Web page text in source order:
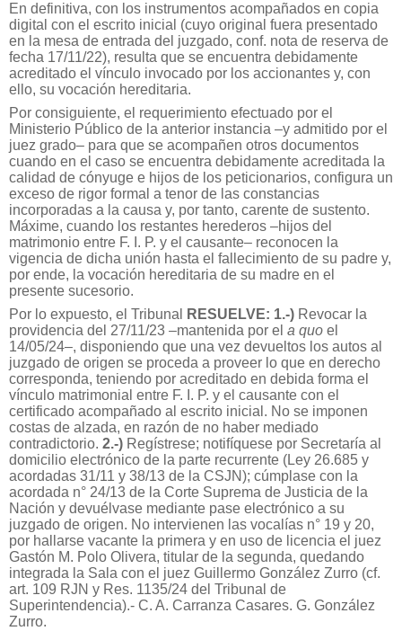
En definitiva, con los instrumentos acompañados en copia
digital con el escrito inicial (cuyo original fuera presentado
en la mesa de entrada del juzgado, conf. nota de reserva de
fecha 17/11/22), resulta que se encuentra debidamente
acreditado el vínculo invocado por los accionantes y, con
ello, su vocación hereditaria.
Por consiguiente, el requerimiento efectuado por el
Ministerio Público de la anterior instancia –y admitido por el
juez grado– para que se acompañen otros documentos
cuando en el caso se encuentra debidamente acreditada la
calidad de cónyuge e hijos de los peticionarios, configura un
exceso de rigor formal a tenor de las constancias
incorporadas a la causa y, por tanto, carente de sustento.
Máxime, cuando los restantes herederos –hijos del
matrimonio entre F. I. P. y el causante– reconocen la
vigencia de dicha unión hasta el fallecimiento de su padre y,
por ende, la vocación hereditaria de su madre en el
presente sucesorio.
Por lo expuesto, el Tribunal
RESUELVE: 1.-) Revocar la
providencia del 27/11/23 –mantenida por el a quo el
14/05/24–, disponiendo que una vez devueltos los autos al
juzgado de origen se proceda a proveer lo que en derecho
corresponda, teniendo por acreditado en debida forma el
vínculo matrimonial entre F. I. P. y el causante con el
certificado acompañado al escrito inicial. No se imponen
costas de alzada, en razón de no haber mediado
contradictorio. 2.-) Regístrese; notifíquese por Secretaría al
domicilio electrónico de la parte recurrente (Ley 26.685 y
acordadas 31/11 y 38/13 de la CSJN); cúmplase con la
acordada n° 24/13 de la Corte Suprema de Justicia de la
Nación y devuélvase mediante pase electrónico a su
juzgado de origen. No intervienen las vocalías n° 19 y 20,
por hallarse vacante la primera y en uso de licencia el juez
Gastón M. Polo Olivera, titular de la segunda, quedando
integrada la Sala con el juez Guillermo González Zurro (cf.
art. 109 RJN y Res. 1135/24 del Tribunal de
Superintendencia).- C. A. Carranza Casares. G. González
Zurro.